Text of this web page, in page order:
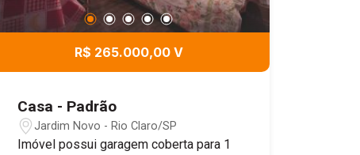
R$ 265.000,00 V
Casa - Padrão
Jardim Novo - Rio Claro/SP
Imóvel possui garagem coberta para 1